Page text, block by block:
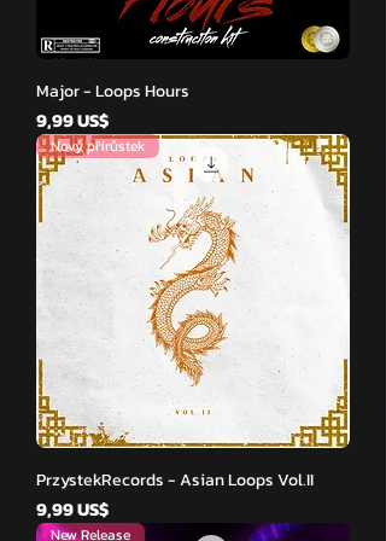
Major - Loops Hours
Cena
9,99 US$
Nový přírůstek
PrzystekRecords - Asian Loops Vol.II
Cena
9,99 US$
New Release